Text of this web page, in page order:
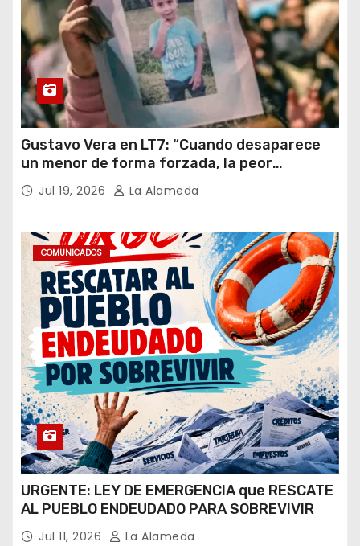
Gustavo Vera en LT7: “Cuando desaparece
un menor de forma forzada, la peor
hipótesis es trata, y así debe seguir
caratulado el caso Loan”
Jul 19, 2026 La Alameda
COMUNICADOS
URGENTE: LEY DE EMERGENCIA que RESCATE
AL PUEBLO ENDEUDADO PARA SOBREVIVIR
Jul 11, 2026 La Alameda